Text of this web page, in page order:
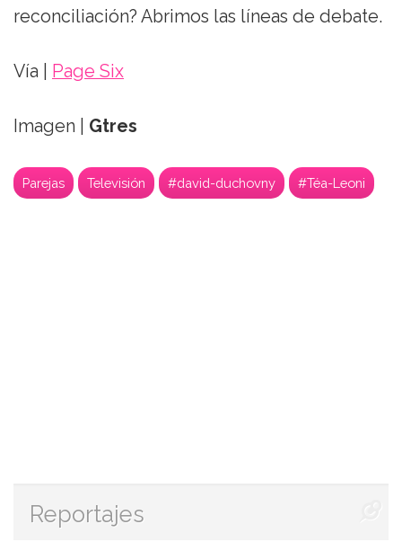
reconciliación? Abrimos las líneas de debate.
Vía | Page Six
Imagen | Gtres
Parejas Televisión #david-duchovny #Téa-Leoni
Reportajes